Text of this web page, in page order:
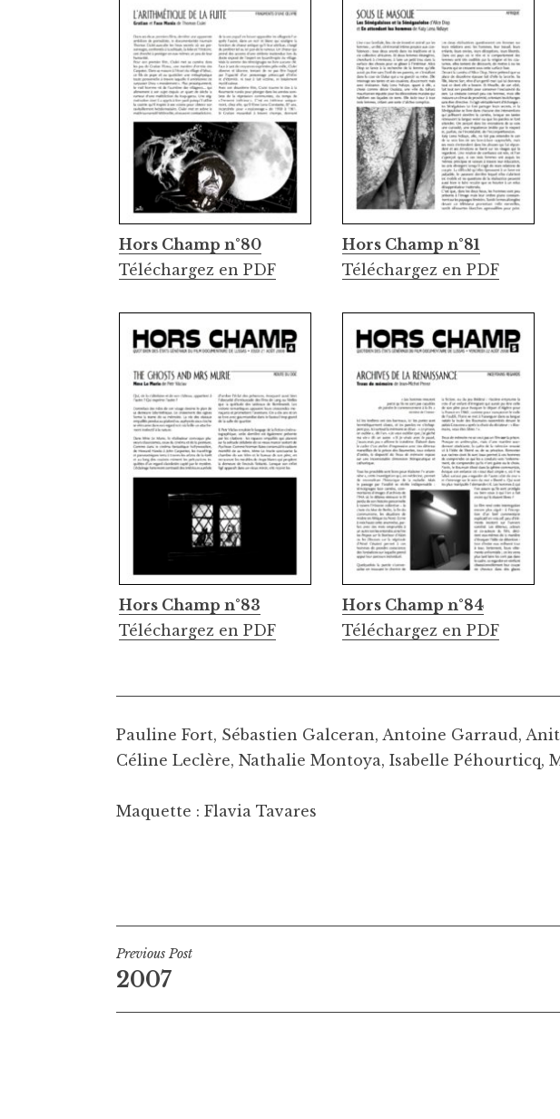
Hors Champ n°80
Téléchargez en PDF
Hors Champ n°81
Téléchargez en PDF
Hors Champ n°83
Téléchargez en PDF
Hors Champ n°84
Téléchargez en PDF
Pauline Fort, Sébastien Galceran, Antoine Garraud,
Céline Leclère, Nathalie Montoya, Isabelle Péhourticq,
Maquette : Flavia Tavares
Navigation
de
Previous Post
2007